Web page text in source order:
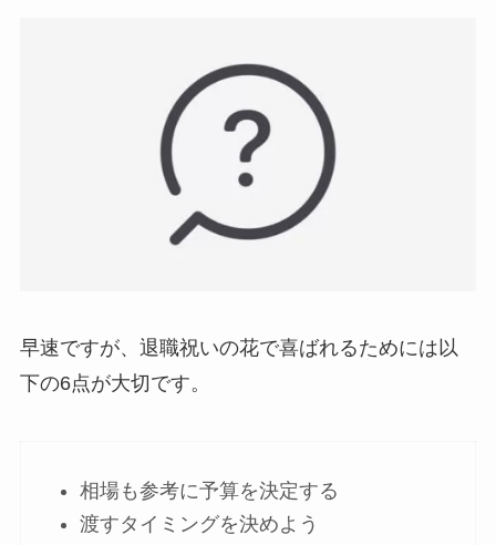
早速ですが、退職祝いの花で喜ばれるためには以
下の6点が大切です。
相場も参考に予算を決定する
渡すタイミングを決めよう